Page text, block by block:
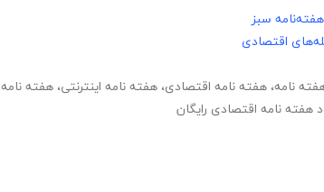
سبز
اقتصادی
نامه، هفته نامه اقتصادی، هفته نامه اینترنتی، هفته نامه pdf
هفته نامه اقتصادی رایگان